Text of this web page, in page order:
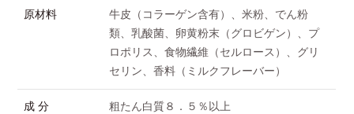
原材料
牛皮（コラーゲン含有）、米粉、でん粉
類、乳酸菌、卵黄粉末（グロビゲン）、プ
ロポリス、食物繊維（セルロース）、グリ
セリン、香料（ミルクフレーバー）
成 分
粗たん白質８．５％以上